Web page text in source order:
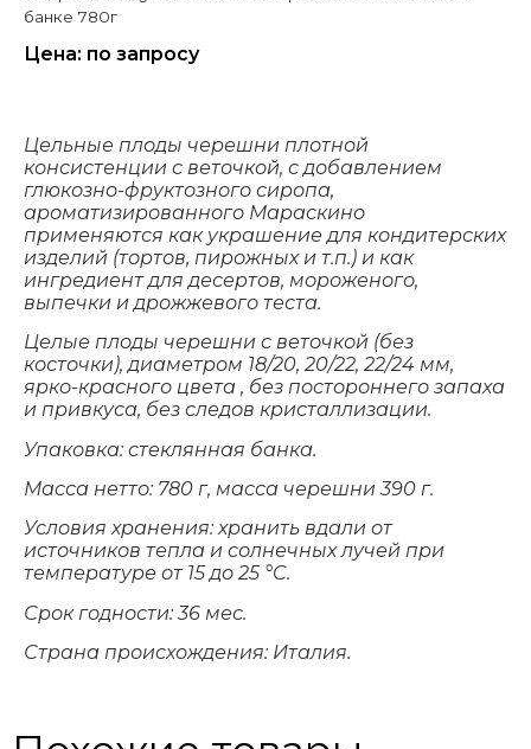
банке 780г
Цена: по запросу
Цельные плоды черешни плотной
консистенции с веточкой, с добавлением
глюкозно-фруктозного сиропа,
ароматизированного Мараскино
применяются как украшение для кондитерских
изделий (тортов, пирожных и т.п.) и как
ингредиент для десертов, мороженого,
выпечки и дрожжевого теста.
Целые плоды черешни с веточкой (без
косточки), диаметром 18/20, 20/22, 22/24 мм,
ярко-красного цвета , без постороннего запаха
и привкуса, без следов кристаллизации.
Упаковка: стеклянная банка.
Масса нетто: 780 г, масса черешни 390 г.
Условия хранения: хранить вдали от
источников тепла и солнечных лучей при
температуре от 15 до 25 °C.
Срок годности: 36 мес.
Страна происхождения: Италия.